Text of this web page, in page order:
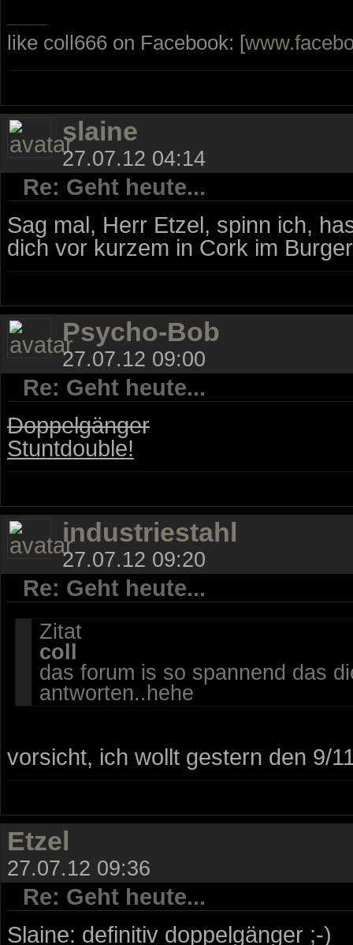
like coll666 on Facebook: [
slaine
27.07.12 04:14
Re: Geht heute...
Sag mal, Herr Etzel, spinn ich,
dich vor kurzem in Cork im
Psycho-Bob
27.07.12 09:00
Re: Geht heute...
Doppelgänger
Stuntdouble!
industriestahl
27.07.12 09:20
Re: Geht heute...
Zitat
coll
das forum is so spannend das
antworten..hehe
vorsicht, ich wollt gestern den 9/
Etzel
27.07.12 09:36
Re: Geht heute...
Slaine: definitiv doppelgänger ;-)